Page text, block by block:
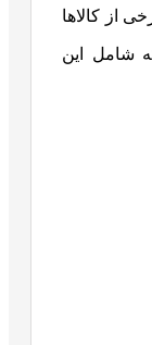
از کالاها
شامل این